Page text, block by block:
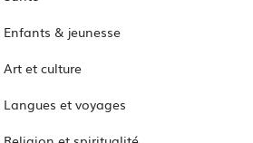
Enfants & jeunesse
Art et culture
Langues et voyages